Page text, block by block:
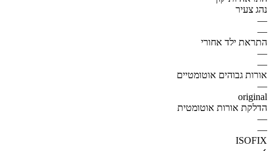
נהג צעיר
—
—
התראת ילד אחורי
—
—
אורות גבוהים אוטומטיים
—
original
הדלקת אורות אוטומטית
—
—
ISOFIX